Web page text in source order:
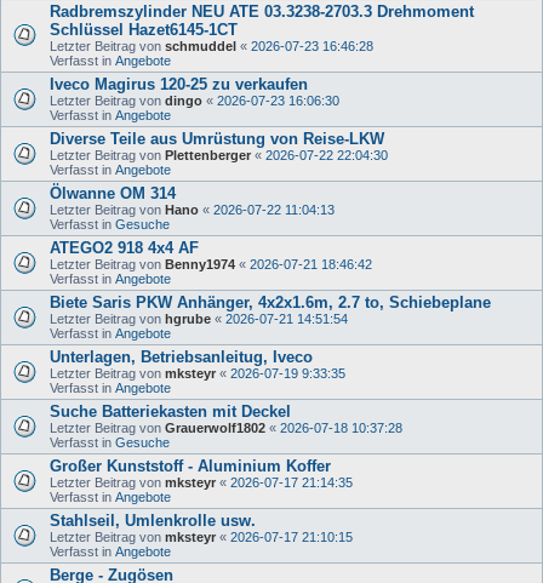
Radbremszylinder NEU ATE 03.3238-2703.3 Drehmoment
Schlüssel Hazet6145-1CT
Letzter Beitrag von schmuddel « 2026-07-23 16:46:28
Verfasst in Angebote
Iveco Magirus 120-25 zu verkaufen
Letzter Beitrag von dingo « 2026-07-23 16:06:30
Verfasst in Angebote
Diverse Teile aus Umrüstung von Reise-LKW
Letzter Beitrag von Plettenberger « 2026-07-22 22:04:30
Verfasst in Angebote
Ölwanne OM 314
Letzter Beitrag von Hano « 2026-07-22 11:04:13
Verfasst in Gesuche
ATEGO2 918 4x4 AF
Letzter Beitrag von Benny1974 « 2026-07-21 18:46:42
Verfasst in Angebote
Biete Saris PKW Anhänger, 4x2x1.6m, 2.7 to, Schiebeplane
Letzter Beitrag von hgrube « 2026-07-21 14:51:54
Verfasst in Angebote
Unterlagen, Betriebsanleitug, Iveco
Letzter Beitrag von mksteyr « 2026-07-19 9:33:35
Verfasst in Angebote
Suche Batteriekasten mit Deckel
Letzter Beitrag von Grauerwolf1802 « 2026-07-18 10:37:28
Verfasst in Gesuche
Großer Kunststoff - Aluminium Koffer
Letzter Beitrag von mksteyr « 2026-07-17 21:14:35
Verfasst in Angebote
Stahlseil, Umlenkrolle usw.
Letzter Beitrag von mksteyr « 2026-07-17 21:10:15
Verfasst in Angebote
Berge - Zugösen